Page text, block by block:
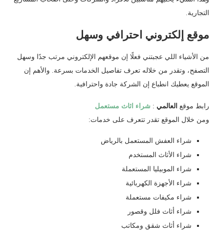
التجارية.
موقع إلكتروني احترافي وسهل
من الأشياء اللي عجبتني فعلًا إن موقعهم الإلكتروني مرتب جدًا وسهل
التصفح، وتقدر من خلاله تعرف تفاصيل الخدمات بسرعة. والأهم إن
الموقع يعطيك انطباع إن الشركة جادة واحترافية.
رابط موقع العالمي : شراء اثاث مستعمل
ومن خلال الموقع تقدر تتعرف على خدمات:
شراء العفش المستعمل بالرياض
شراء الأثاث المستخدم
شراء الموبيليا المستعملة
شراء الأجهزة الكهربائية
شراء مكيفات مستعملة
شراء أثاث فلل وقصور
شراء أثاث شقق ومكاتب